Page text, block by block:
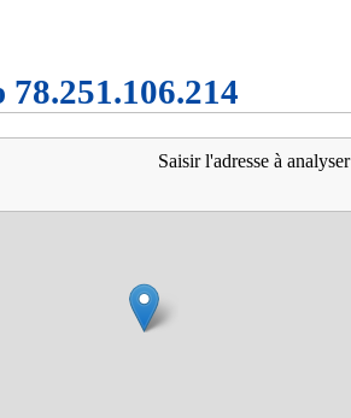
Saisir l'adresse à analyser